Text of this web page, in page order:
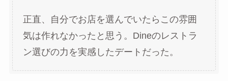
正直、自分でお店を選んでいたらこの雰囲
気は作れなかったと思う。Dineのレストラ
ン選びの力を実感したデートだった。